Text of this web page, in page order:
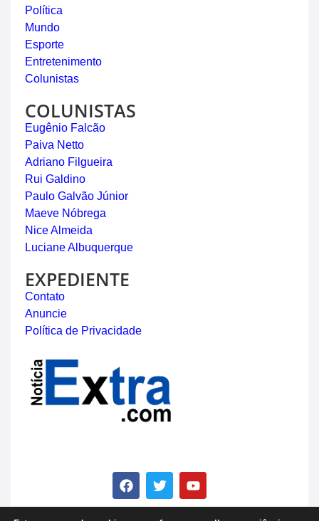
Política
Mundo
Esporte
Entretenimento
Colunistas
COLUNISTAS
Eugênio Falcão
Paiva Netto
Adriano Filgueira
Rui Galdino
Paulo Galvão Júnior
Maeve Nóbrega
Nice Almeida
Luciane Albuquerque
EXPEDIENTE
Contato
Anuncie
Política de Privacidade